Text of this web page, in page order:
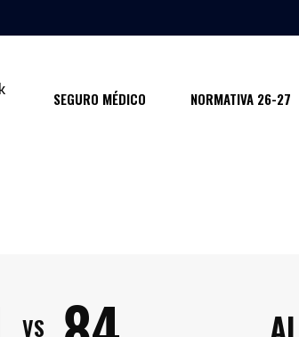
SEGURO MÉDICO NORMATIVA 26-27
VS